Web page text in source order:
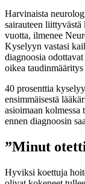
Harvinaista
sairauteen
vuotta, ilmenee
Kyselyyn vastasi
diagnoosia
oikea
40 prosenttia
ensimmäisestä
asioimaan kolmessa
ennen diagnoosin
”Minut
Hyviksi koettuja